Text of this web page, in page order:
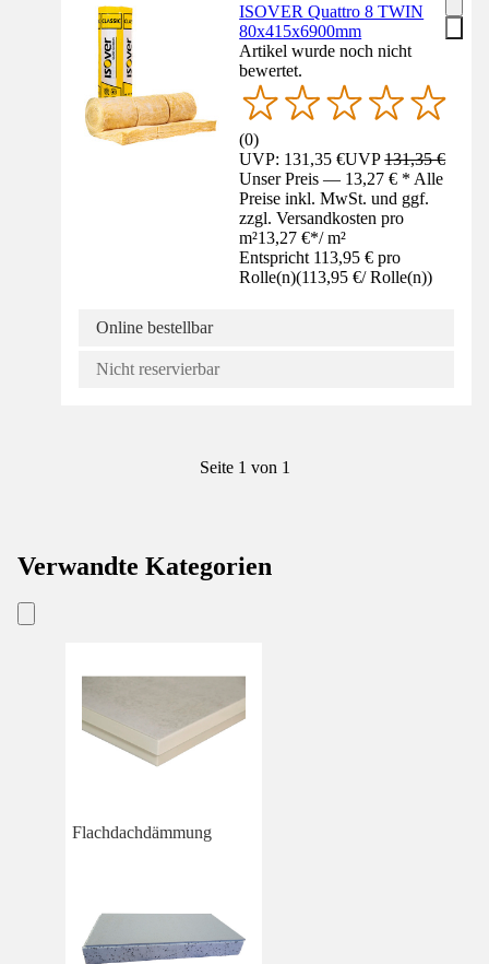
ISOVER Quattro 8 TWIN
80x415x6900mm
Artikel wurde noch nicht
bewertet.
(0)
UVP: 131,35 €UVP131,35 €
Unser Preis — 13,27 € * Alle
Preise inkl. MwSt. und ggf.
zzgl. Versandkosten pro
m²13,27 €*/ m²
Entspricht 113,95 € pro
Rolle(n)(113,95 €/ Rolle(n))
Online bestellbar
Nicht reservierbar
Seite 1 von 1
Verwandte Kategorien
Flachdachdämmung